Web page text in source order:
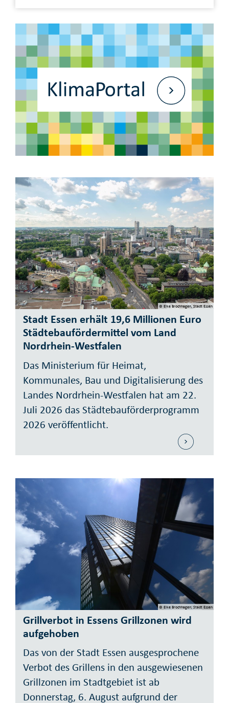
© Elke Brochhagen, Stadt Essen
Stadt Essen erhält 19,6 Millionen Euro
Städtebaufördermittel vom Land
Nordrhein-Westfalen
Das Ministerium für Heimat,
Kommunales, Bau und Digitalisierung des
Landes Nordrhein-Westfalen hat am 22.
Juli 2026 das Städtebauförderprogramm
2026 veröffentlicht.
Grillverbot in Essens Grillzonen wird
aufgehoben
Das von der Stadt Essen ausgesprochene
Verbot des Grillens in den ausgewiesenen
Grillzonen im Stadtgebiet ist ab
Donnerstag, 6. August aufgrund der
© Elke Brochhagen; Stadt Essen